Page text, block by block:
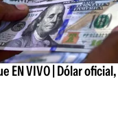
EN VIVO | Dólar oficial,